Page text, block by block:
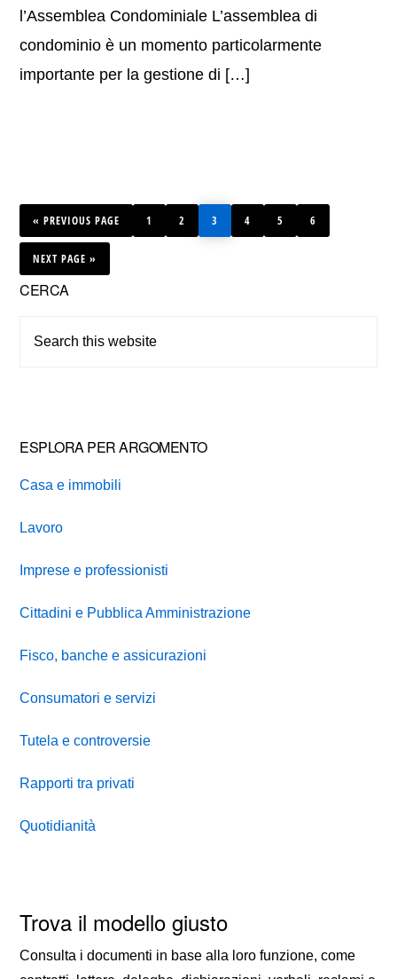
l’Assemblea Condominiale L’assemblea di
condominio è un momento particolarmente
importante per la gestione di […]
«TO
PREVIOUS PAGE
PAGE
1
PAGE
2
PAGE
3
PAGE
4
PAGE
5
PAGE
6
TO
NEXT PAGE »
Primary
Sidebar
CERCA
ESPLORA PER ARGOMENTO
Casa e immobili
Lavoro
Imprese e professionisti
Cittadini e Pubblica Amministrazione
Fisco, banche e assicurazioni
Consumatori e servizi
Tutela e controversie
Rapporti tra privati
Quotidianità
Trova il modello giusto
Consulta i documenti in base alla loro funzione, come